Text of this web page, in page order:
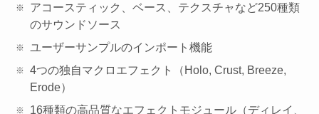
アコースティック、ベース、テクスチャなど250種類
のサウンドソース
ユーザーサンプルのインポート機能
4つの独自マクロエフェクト（Holo, Crust, Breeze,
Erode）
16種類の高品質なエフェクトモジュール（ディレイ、